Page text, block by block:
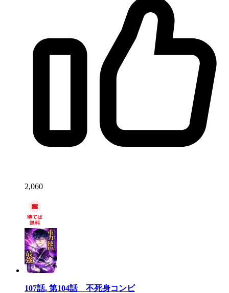
2,060
107話. 第104話 不死身コンビ